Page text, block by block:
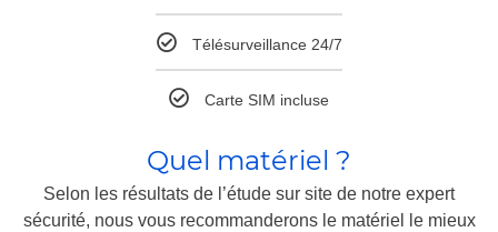
Télésurveillance 24/7
Carte SIM incluse
Quel matériel ?
Selon les résultats de l’étude sur site de notre expert
sécurité, nous vous recommanderons le matériel le mieux